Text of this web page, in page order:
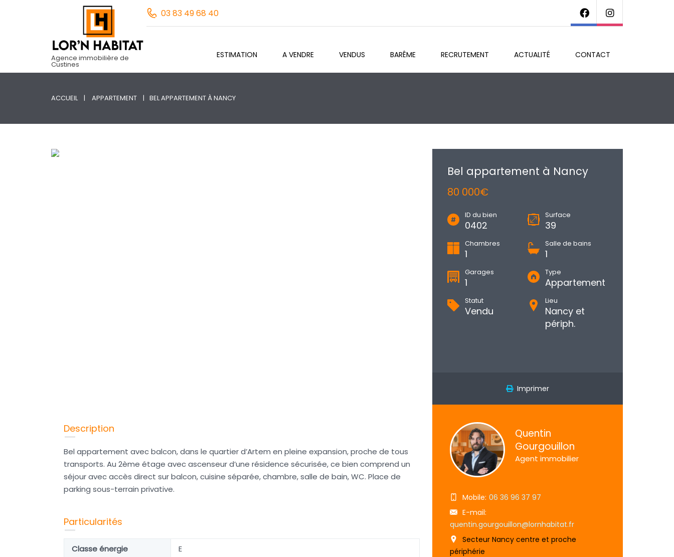
Agence immobilière de
Custines
03 83 49 68 40
ESTIMATION A VENDRE VENDUS BARÊME RECRUTEMENT ACTUALITÉ CONTACT
ACCUEIL APPARTEMENT BEL APPARTEMENT À NANCY
Bel appartement à Nancy
80 000€
ID du bien
0402
Surface
39
Chambres
1
Salle de bains
1
Garages
1
Type
Appartement
Statut
Vendu
Lieu
Nancy et
périph.
Imprimer
Description
Bel appartement avec balcon, dans le quartier d’Artem en pleine expansion, proche de tous
transports. Au 2ème étage avec ascenseur d’une résidence sécurisée, ce bien comprend un
séjour avec accès direct sur balcon, cuisine séparée, chambre, salle de bain, WC. Place de
parking sous-terrain privative.
Particularités
Classe énergie E
Quentin
Gourgouillon
Agent immobilier
Mobile: 06 36 96 37 97
E-mail:
quentin.gourgouillon@lornhabitat.fr
Secteur Nancy centre et proche
périphérie